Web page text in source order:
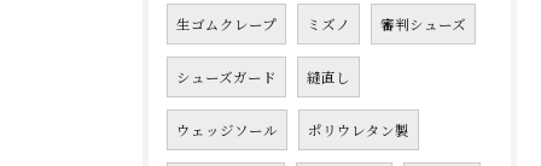
生ゴムクレープ ミズノ 審判シューズ
シューズガード 縫直し
ウェッジソール ポリウレタン製